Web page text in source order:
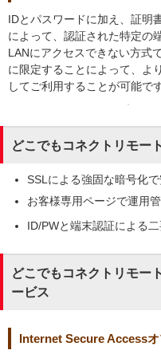
IDとパスワードに加え、証明
によって、認証された特定の
LANにアクセスできない方式
に限定することによって、よ
してご利用することが可能です
どこでもコネクトリモー
SSLによる強固な暗号化
お客様専用ページで運用
ID/PWと端末認証による
どこでもコネクトリモー
ービス
Internet Secure Access